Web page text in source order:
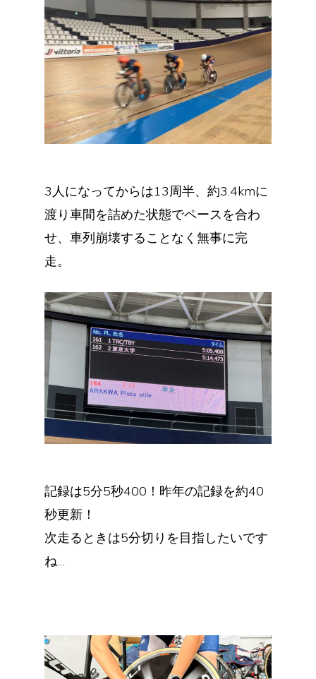
3人になってからは13周半、約3.4kmに
渡り車間を詰めた状態でペースを合わ
せ、車列崩壊することなく無事に完
走。
記録は5分5秒400！昨年の記録を約40
秒更新！
次走るときは5分切りを目指したいです
ね…